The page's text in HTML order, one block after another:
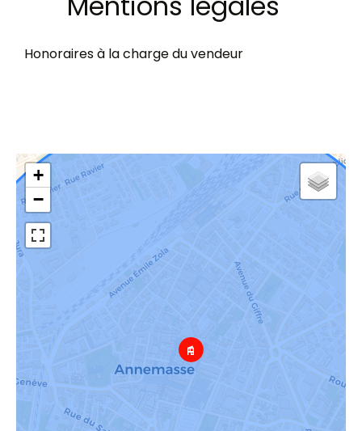
Honoraires à la charge du vendeur
+
−